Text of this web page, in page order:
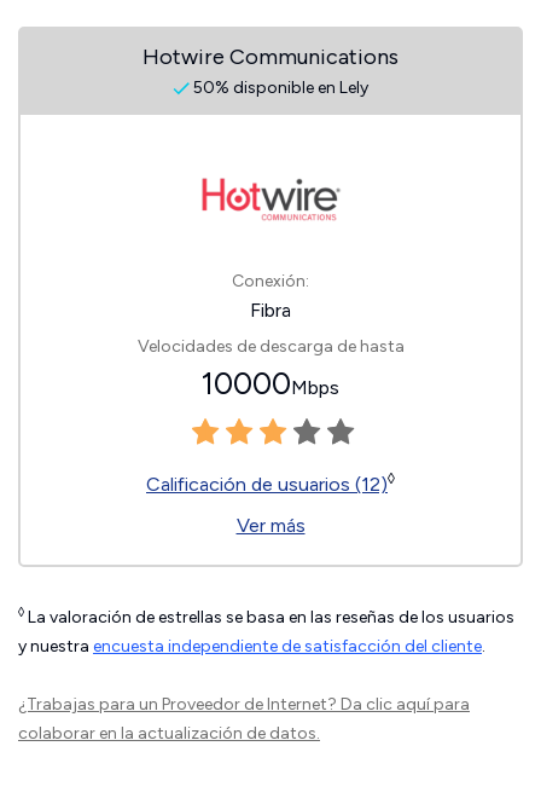
Hotwire Communications
50% disponible en Lely
Conexión:
Fibra
Velocidades de descarga de hasta
10000Mbps
Calificación de usuarios (12)◊
Ver más
◊ La valoración de estrellas se basa en las reseñas de los usuarios
y nuestra encuesta independiente de satisfacción del cliente.
¿Trabajas para un Proveedor de Internet? Da clic aquípara
colaborar en la actualización de datos.